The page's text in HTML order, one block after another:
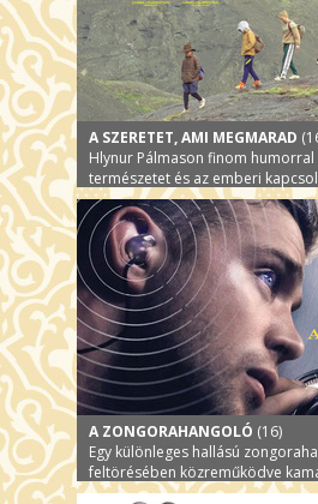
A SZERETET, AMI MEGMARAD
Hlynur Pálmason finom
természetet és az emberi
A ZONGORAHANGOLÓ (16)
Egy különleges hallású
feltörésében közreműködve
tehetségét